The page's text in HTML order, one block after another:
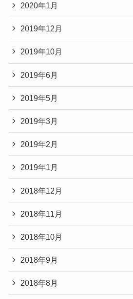
2020年1月
2019年12月
2019年10月
2019年6月
2019年5月
2019年3月
2019年2月
2019年1月
2018年12月
2018年11月
2018年10月
2018年9月
2018年8月